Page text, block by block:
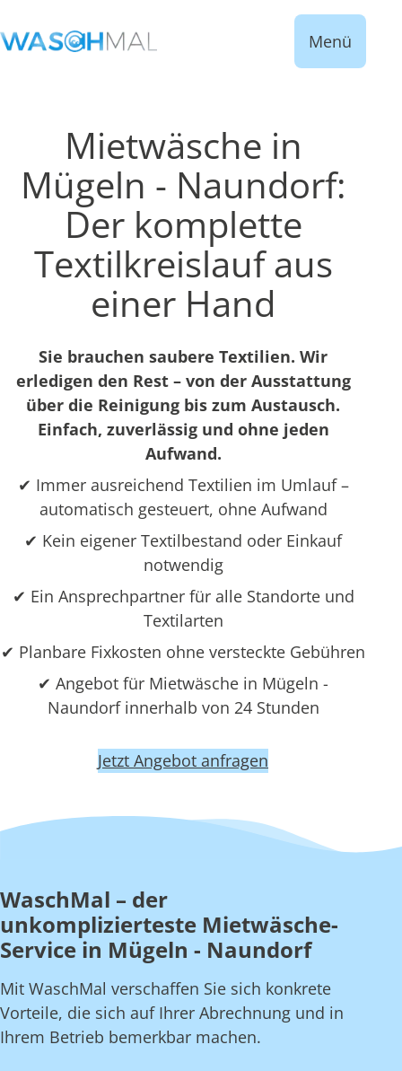
Menü
Mietwäsche in
Mügeln - Naundorf:
Der komplette
Textilkreislauf aus
einer Hand
Sie brauchen saubere Textilien. Wir
erledigen den Rest – von der Ausstattung
über die Reinigung bis zum Austausch.
Einfach, zuverlässig und ohne jeden
Aufwand.
✔ Immer ausreichend Textilien im Umlauf –
automatisch gesteuert, ohne Aufwand
✔ Kein eigener Textilbestand oder Einkauf
notwendig
✔ Ein Ansprechpartner für alle Standorte und
Textilarten
✔ Planbare Fixkosten ohne versteckte Gebühren
✔ Angebot für Mietwäsche in Mügeln -
Naundorf innerhalb von 24 Stunden
Jetzt Angebot anfragen
WaschMal – der
unkomplizierteste Mietwäsche-
Service in Mügeln - Naundorf
Mit WaschMal verschaffen Sie sich konkrete
Vorteile, die sich auf Ihrer Abrechnung und in
Ihrem Betrieb bemerkbar machen.